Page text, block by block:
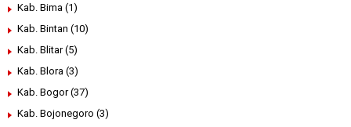
Kab. Bima (1)
Kab. Bintan (10)
Kab. Blitar (5)
Kab. Blora (3)
Kab. Bogor (37)
Kab. Bojonegoro (3)